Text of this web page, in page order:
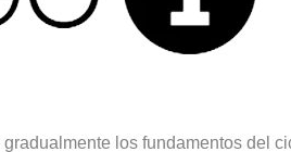
los fundamentos del